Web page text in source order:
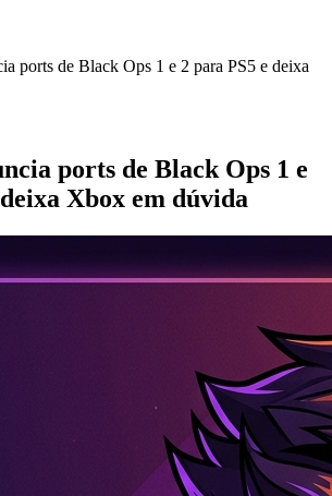
ports de Black Ops 1 e 2 para PS5 e deixa
ports de Black Ops 1 e
Xbox em dúvida